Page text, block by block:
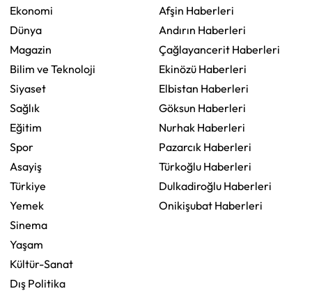
Ekonomi
Dünya
Magazin
Bilim ve Teknoloji
Siyaset
Sağlık
Eğitim
Spor
Asayiş
Türkiye
Yemek
Sinema
Yaşam
Kültür-Sanat
Dış Politika
Afşin Haberleri
Andırın Haberleri
Çağlayancerit Haberleri
Ekinözü Haberleri
Elbistan Haberleri
Göksun Haberleri
Nurhak Haberleri
Pazarcık Haberleri
Türkoğlu Haberleri
Dulkadiroğlu Haberleri
Onikişubat Haberleri